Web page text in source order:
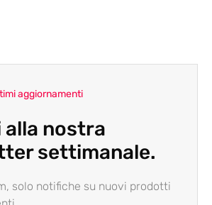
aggiornamenti
nostra
settimanale.
solo notifiche su nuovi prodotti